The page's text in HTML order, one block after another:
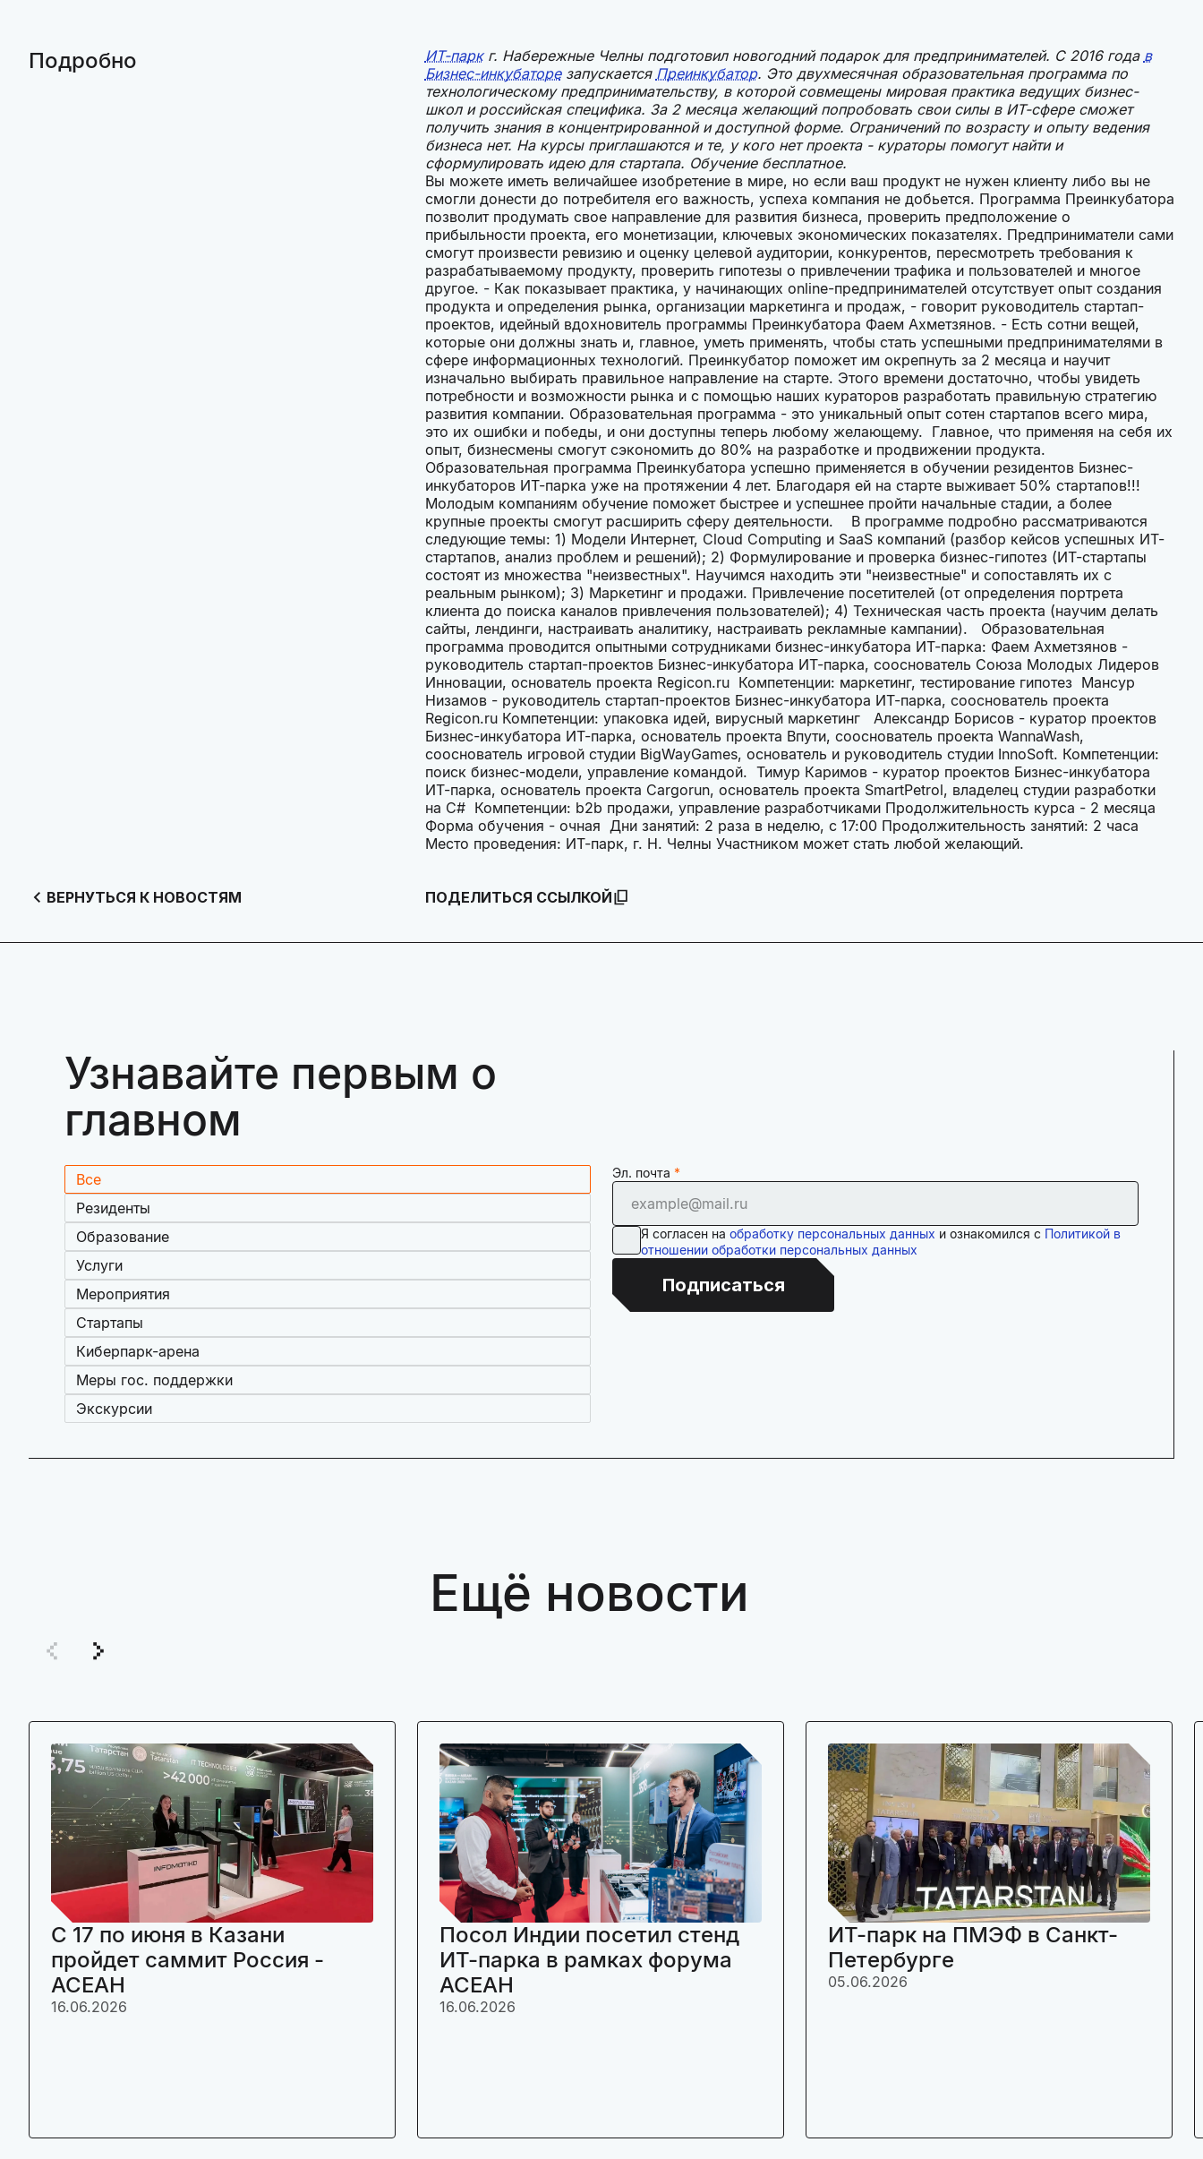
Подробно ИТ-паркг. Набережные Челны подготовил новогодний подарок для предпринимателей. С 2016 года в
Бизнес-инкубаторезапускается Преинкубатор. Это двухмесячная образовательная программа по
технологическому предпринимательству, в которой совмещены мировая практика ведущих бизнес-
школ и российская специфика. За 2 месяца желающий попробовать свои силы в ИТ-сфере сможет
получить знания в концентрированной и доступной форме. Ограничений по возрасту и опыту ведения
бизнеса нет. На курсы приглашаются и те, у кого нет проекта - кураторы помогут найти и
сформулировать идею для стартапа. Обучение бесплатное.
Вы можете иметь величайшее изобретение в мире, но если ваш продукт не нужен клиенту либо вы не
смогли донести до потребителя его важность, успеха компания не добьется. Программа Преинкубатора
позволит продумать свое направление для развития бизнеса, проверить предположение о
прибыльности проекта, его монетизации, ключевых экономических показателях. Предприниматели сами
смогут произвести ревизию и оценку целевой аудитории, конкурентов, пересмотреть требования к
разрабатываемому продукту, проверить гипотезы о привлечении трафика и пользователей и многое
другое. - Как показывает практика, у начинающих online-предпринимателей отсутствует опыт создания
продукта и определения рынка, организации маркетинга и продаж, - говорит руководитель стартап-
проектов, идейный вдохновитель программы Преинкубатора Фаем Ахметзянов. - Есть сотни вещей,
которые они должны знать и, главное, уметь применять, чтобы стать успешными предпринимателями в
сфере информационных технологий. Преинкубатор поможет им окрепнуть за 2 месяца и научит
изначально выбирать правильное направление на старте. Этого времени достаточно, чтобы увидеть
потребности и возможности рынка и с помощью наших кураторов разработать правильную стратегию
развития компании. Образовательная программа - это уникальный опыт сотен стартапов всего мира,
это их ошибки и победы, и они доступны теперь любому желающему. Главное, что применяя на себя их
опыт, бизнесмены смогут сэкономить до 80% на разработке и продвижении продукта.
Образовательная программа Преинкубатора успешно применяется в обучении резидентов Бизнес-
инкубаторов ИТ-парка уже на протяжении 4 лет. Благодаря ей на старте выживает 50% стартапов!!!
Молодым компаниям обучение поможет быстрее и успешнее пройти начальные стадии, а более
крупные проекты смогут расширить сферу деятельности. В программе подробно рассматриваются
следующие темы: 1) Модели Интернет, Cloud Computing и SaaS компаний (разбор кейсов успешных ИТ-
стартапов, анализ проблем и решений); 2) Формулирование и проверка бизнес-гипотез (ИТ-стартапы
состоят из множества "неизвестных". Научимся находить эти "неизвестные" и сопоставлять их с
реальным рынком); 3) Маркетинг и продажи. Привлечение посетителей (от определения портрета
клиента до поиска каналов привлечения пользователей); 4) Техническая часть проекта (научим делать
сайты, лендинги, настраивать аналитику, настраивать рекламные кампании). Образовательная
программа проводится опытными сотрудниками бизнес-инкубатора ИТ-парка: Фаем Ахметзянов -
руководитель стартап-проектов Бизнес-инкубатора ИТ-парка, сооснователь Союза Молодых Лидеров
Инновации, основатель проекта Regicon.ru Компетенции: маркетинг, тестирование гипотез Мансур
Низамов - руководитель стартап-проектов Бизнес-инкубатора ИТ-парка, сооснователь проекта
Regicon.ru Компетенции: упаковка идей, вирусный маркетинг Александр Борисов - куратор проектов
Бизнес-инкубатора ИТ-парка, основатель проекта Впути, сооснователь проекта WannaWash,
сооснователь игровой студии BigWayGames, основатель и руководитель студии InnoSoft. Компетенции:
поиск бизнес-модели, управление командой. Тимур Каримов - куратор проектов Бизнес-инкубатора
ИТ-парка, основатель проекта Cargorun, основатель проекта SmartPetrol, владелец студии разработки
на C# Компетенции: b2b продажи, управление разработчиками Продолжительность курса - 2 месяца
Форма обучения - очная Дни занятий: 2 раза в неделю, с 17:00 Продолжительность занятий: 2 часа
Место проведения: ИТ-парк, г. Н. Челны Участником может стать любой желающий.
ВЕРНУТЬСЯ К НОВОСТЯМ ПОДЕЛИТЬСЯ ССЫЛКОЙ
Узнавайте первым о
главном
Все
Резиденты
Образование
Услуги
Мероприятия
Стартапы
Киберпарк-арена
Меры гос. поддержки
Экскурсии
Эл. почта
Я согласен на обработку персональных данных и ознакомился с Политикой в
отношении обработки персональных данных
Подписаться
Ещё новости
C 17 по июня в Казани
пройдет саммит Россия -
АСЕАН
16.06.2026
Посол Индии посетил стенд
ИТ-парка в рамках форума
АСЕАН
16.06.2026
ИТ-парк на ПМЭФ в Санкт-
Петербурге
05.06.2026